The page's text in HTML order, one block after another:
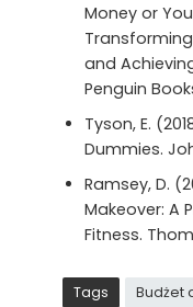
Money or
and
Penguin
Tyson, E.
Dummies.
Ramsey, D.
Makeover: A
Fitness.
Tags Budżet